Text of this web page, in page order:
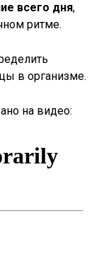
всего дня,
ритме.
в организме.
на видео: